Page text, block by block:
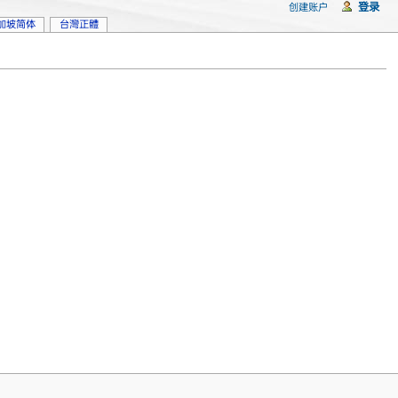
坡简体 台灣正體
创建账户 登录